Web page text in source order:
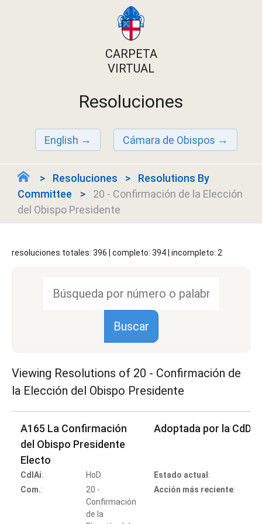
CARPETA
VIRTUAL
Resoluciones
English Cámara de Obispos
Resoluciones
Resolutions By
Committee
20 - Confirmación de la Elección
del Obispo Presidente
resoluciones totales: 396 | completo: 394 | incompleto: 2
Viewing Resolutions of 20 - Confirmación de
la Elección del Obispo Presidente
A165 La Confirmación
del Obispo Presidente
Electo
Adoptada por la CdD
CdlAi:
HoD
Com.:
20 -
Confirmación
de la
Estado actual :
Acción más reciente: